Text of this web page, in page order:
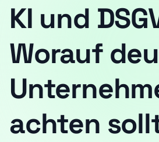
KI und
Worauf
achten